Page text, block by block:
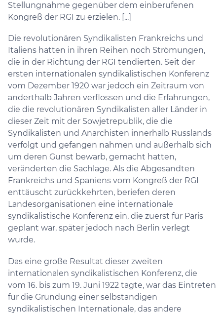
Stellungnahme gegenüber dem einberufenen
Kongreß der RGI zu erzielen. [...]
Die revolutionären Syndikalisten Frankreichs und
Italiens hatten in ihren Reihen noch Strömungen,
die in der Richtung der RGI tendierten. Seit der
ersten internationalen syndikalistischen Konferenz
vom Dezember 1920 war jedoch ein Zeitraum von
anderthalb Jahren verflossen und die Erfahrungen,
die die revolutionären Syndikalisten aller Länder in
dieser Zeit mit der Sowjetrepublik, die die
Syndikalisten und Anarchisten innerhalb Russlands
verfolgt und gefangen nahmen und außerhalb sich
um deren Gunst bewarb, gemacht hatten,
veränderten die Sachlage. Als die Abgesandten
Frankreichs und Spaniens vom Kongreß der RGI
enttäuscht zurückkehrten, beriefen deren
Landesorganisationen eine internationale
syndikalistische Konferenz ein, die zuerst für Paris
geplant war, später jedoch nach Berlin verlegt
wurde.
Das eine große Resultat dieser zweiten
internationalen syndikalistischen Konferenz, die
vom 16. bis zum 19. Juni 1922 tagte, war das Eintreten
für die Gründung einer selbständigen
syndikalistischen Internationale, das andere